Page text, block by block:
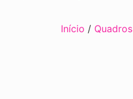
Início / Quadros